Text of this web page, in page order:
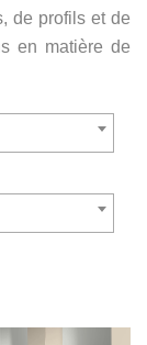
de profils et de
en matière de